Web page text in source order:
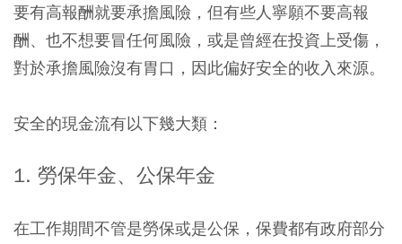
要有高報酬就要承擔風險，但有些人寧願不要高報
酬、也不想要冒任何風險，或是曾經在投資上受傷，
對於承擔風險沒有胃口，因此偏好安全的收入來源。
安全的現金流有以下幾大類：
1. 勞保年金、公保年金
在工作期間不管是勞保或是公保，保費都有政府部分